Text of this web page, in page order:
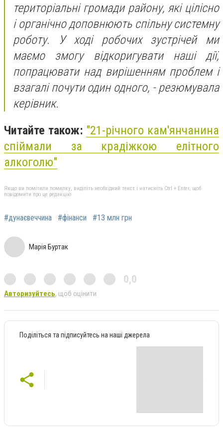
територіальні громади району, які цілісно
і органічно доповнюють спільну системну
роботу. У ході робочих зустрічей ми
маємо змогу відкоригувати наші дії,
попрацювати над вирішенням проблем і
взагалі почути один одного, - резюмувала
керівник.
Читайте також: "21-річного кам'янчанина
спіймали за крадіжкою елітного
алкоголю"
Якщо ви помітили помилку, виділіть необхідний текст і натисніть Ctrl + Enter, щоб
повідомити про це редакцію
#дунаєвеччина #фінанси #13 млн грн
Марія Буртак
0,0
Авторизуйтесь, щоб оцінити
Поділіться та підписуйтесь на наші джерела